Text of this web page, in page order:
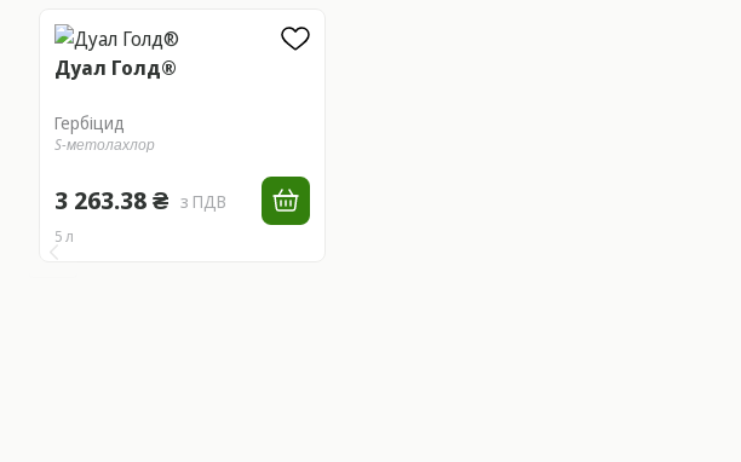
Дуал Голд®
Гербіцид
S-метолахлор
3 263.38 ₴ з ПДВ
5 л